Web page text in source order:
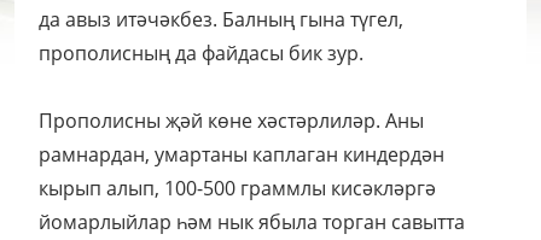
да авыз итәчәкбез. Балның гына түгел,
прополисның да файдасы бик зур.
Прополисны җәй көне хәстәрлиләр. Аны
рамнардан, умартаны каплаган киндердән
кырып алып, 100-500 граммлы кисәкләргә
йомарлыйлар һәм нык ябыла торган савытта